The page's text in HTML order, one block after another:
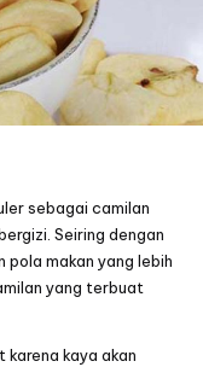
sebagai camilan
Seiring dengan
pola makan yang lebih
yang terbuat
karena kaya akan